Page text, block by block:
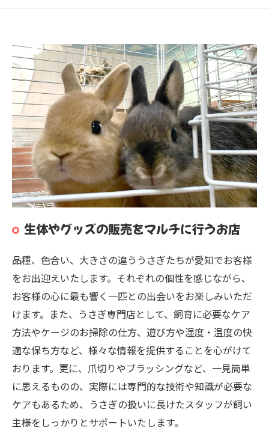
生体やグッズの販売をマルチに行うお店
品種、色合い、大きさの違ううさぎたちが愛知でお客様
をお出迎えいたします。それぞれの個性を感じながら、
お客様の心に最も響く一匹との出会いをお楽しみいただ
けます。また、うさぎ専門店として、飼育に必要なケア
方法やケージのお掃除の仕方、遊び方や湿度・温度の快
適な保ち方など、様々な情報を提供することを心がけて
おります。更に、爪切りやブラッシングなど、一見簡単
に思えるものの、実際には専門的な技術や知識が必要な
ケアもあるため、うさぎの扱いに長けたスタッフが飼い
主様をしっかりとサポートいたします。